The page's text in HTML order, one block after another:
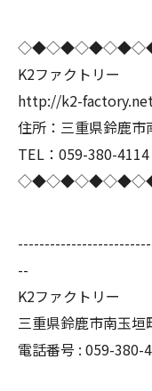
K2ファクトリー
http://k2-
住所：三重県鈴鹿
TEL：059-380-4114
--
K2ファクトリー
三重県鈴鹿市南玉垣
電話番号 : 059-380-